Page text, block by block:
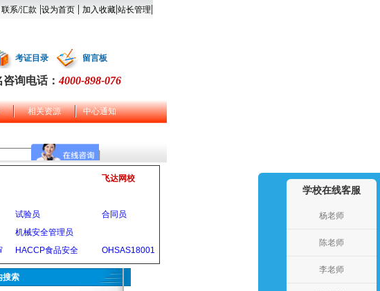
联系/汇款 |设为首页 | 加入收藏|站长管理|
考证目录 留言板
咨询电话：4000-898-076
相关资源 中心通知
飞达网校
试验员
合同员
机械安全管理员
HACCP食品安全 OHSAS18001
搜索
学校在线客服
杨老师
陈老师
李老师